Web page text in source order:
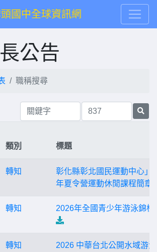
國中全球資訊網
公告
職稱搜尋
類別 標題
轉知
彰化縣彰北國民運動中心」
年夏令營運動休閒課程簡章
轉知 2026年全國青少年游泳錦標
轉知
2026 中華台北公開水域游